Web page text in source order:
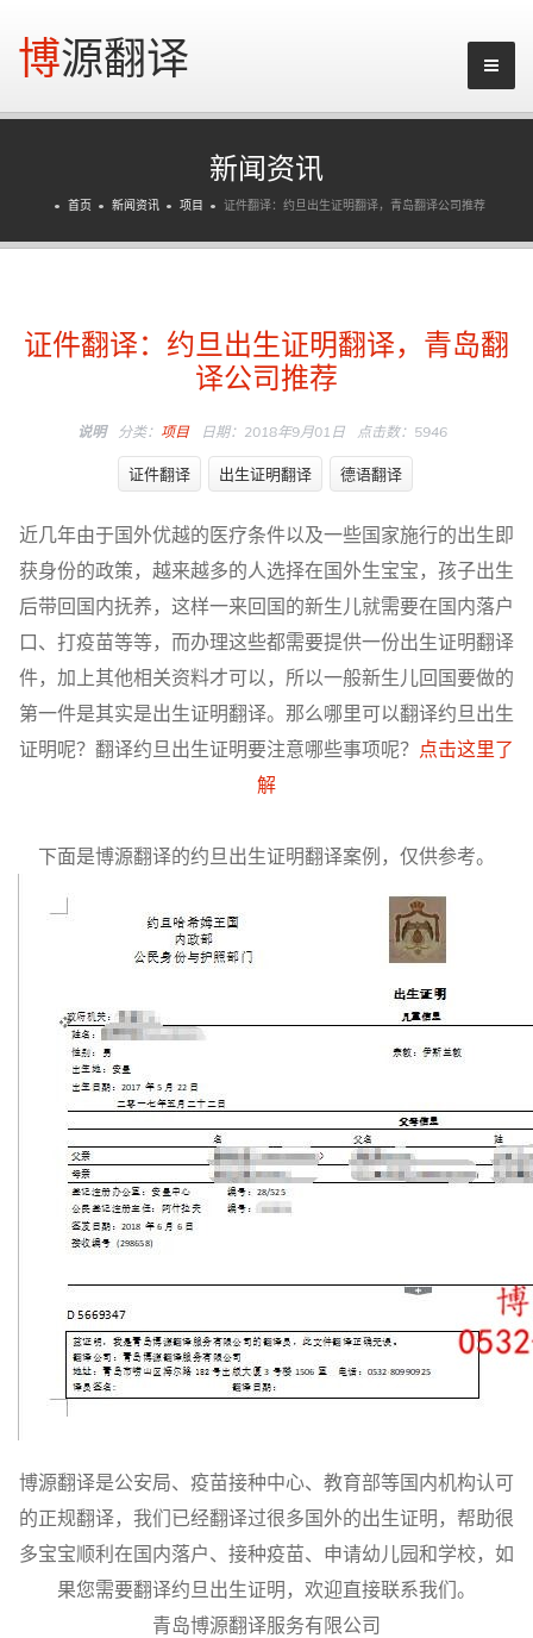
博源翻译
新闻资讯
首页 新闻资讯 项目 证件翻译：约旦出生证明翻译，青岛翻译公司推荐
证件翻译：约旦出生证明翻译，青岛翻
译公司推荐
说明 分类： 项目 日期：2018年9月01日 点击数：5946
证件翻译 出生证明翻译 德语翻译
近几年由于国外优越的医疗条件以及一些国家施行的出生即
获身份的政策，越来越多的人选择在国外生宝宝，孩子出生
后带回国内抚养，这样一来回国的新生儿就需要在国内落户
口、打疫苗等等，而办理这些都需要提供一份出生证明翻译
件，加上其他相关资料才可以，所以一般新生儿回国要做的
第一件是其实是出生证明翻译。那么哪里可以翻译约旦出生
证明呢？翻译约旦出生证明要注意哪些事项呢？ 点击这里了
解
下面是博源翻译的约旦出生证明翻译案例，仅供参考。
博源翻译是公安局、疫苗接种中心、教育部等国内机构认可
的正规翻译，我们已经翻译过很多国外的出生证明，帮助很
多宝宝顺利在国内落户、接种疫苗、申请幼儿园和学校，如
果您需要翻译约旦出生证明，欢迎直接联系我们。
青岛博源翻译服务有限公司